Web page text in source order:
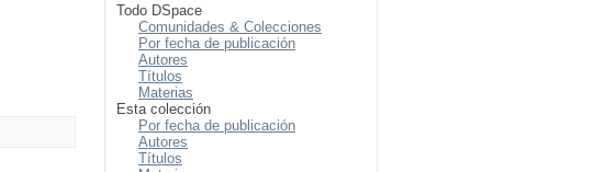
Todo DSpace
Comunidades & Colecciones
Por fecha de publicación
Autores
Títulos
Materias
Esta colección
Por fecha de publicación
Autores
Títulos